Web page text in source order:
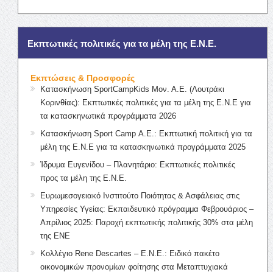
Εκπτωτικές πολιτικές για τα μέλη της Ε.Ν.Ε.
Εκπτώσεις & Προσφορές
Κατασκήνωση SportCampKids Μον. Α.Ε. (Λουτράκι
Κορινθίας): Εκπτωτικές πολιτικές για τα μέλη της Ε.Ν.Ε για
τα κατασκηνωτικά προγράμματα 2026
Κατασκήνωση Sport Camp Α.Ε.: Εκπτωτική πολιτική για τα
μέλη της Ε.Ν.Ε για τα κατασκηνωτικά προγράμματα 2025
Ίδρυμα Ευγενίδου – Πλανητάριο: Εκπτωτικές πολιτικές
προς τα μέλη της Ε.Ν.Ε.
Ευρωμεσογειακό Ινστιτούτο Ποιότητας & Ασφάλειας στις
Υπηρεσίες Υγείας: Εκπαιδευτικό πρόγραμμα Φεβρουάριος –
Απρίλιος 2025: Παροχή εκπτωτικής πολιτικής 30% στα μέλη
της ΕΝΕ
Κολλέγιο Rene Descartes – Ε.Ν.Ε.: Ειδικό πακέτο
οικονομικών προνομίων φοίτησης στα Μεταπτυχιακά